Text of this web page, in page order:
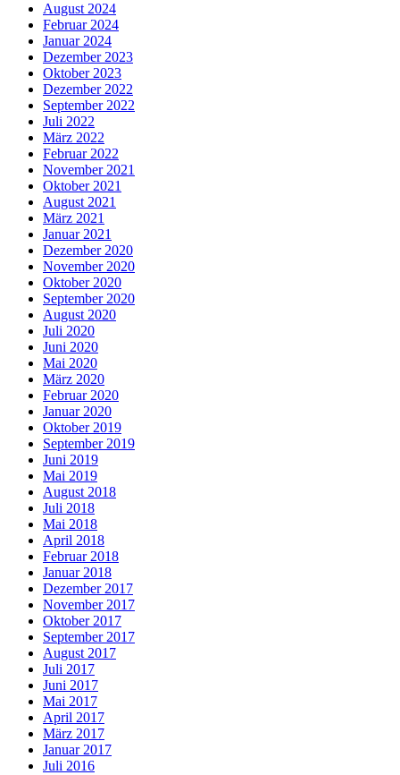
August 2024
Februar 2024
Januar 2024
Dezember 2023
Oktober 2023
Dezember 2022
September 2022
Juli 2022
März 2022
Februar 2022
November 2021
Oktober 2021
August 2021
März 2021
Januar 2021
Dezember 2020
November 2020
Oktober 2020
September 2020
August 2020
Juli 2020
Juni 2020
Mai 2020
März 2020
Februar 2020
Januar 2020
Oktober 2019
September 2019
Juni 2019
Mai 2019
August 2018
Juli 2018
Mai 2018
April 2018
Februar 2018
Januar 2018
Dezember 2017
November 2017
Oktober 2017
September 2017
August 2017
Juli 2017
Juni 2017
Mai 2017
April 2017
März 2017
Januar 2017
Juli 2016